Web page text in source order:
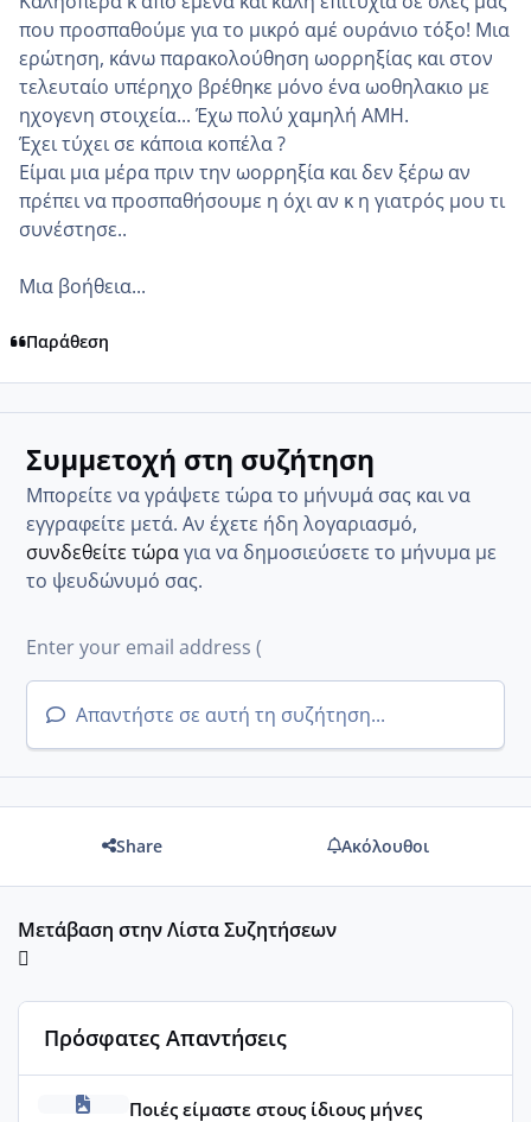
που προσπαθούμε για το μικρό αμέ ουράνιο τόξο! Μια
ερώτηση, κάνω παρακολούθηση ωορρηξίας και στον
τελευταίο υπέρηχο βρέθηκε μόνο ένα ωοθηλακιο με
ηχογενη στοιχεία... Έχω πολύ χαμηλή ΑΜΗ.
Έχει τύχει σε κάποια κοπέλα ?
Είμαι μια μέρα πριν την ωορρηξία και δεν ξέρω αν
πρέπει να προσπαθήσουμε η όχι αν κ η γιατρός μου τι
συνέστησε..
Μια βοήθεια...
Παράθεση
Συμμετοχή στη συζήτηση
Μπορείτε να γράψετε τώρα το μήνυμά σας και να
εγγραφείτε μετά. Αν έχετε ήδη λογαριασμό,
συνδεθείτε τώραγια να δημοσιεύσετε το μήνυμα με
το ψευδώνυμό σας.
Απαντήστε σε αυτή τη συζήτηση...
Share Ακόλουθοι
Μετάβαση στην Λίστα Συζητήσεων
Πρόσφατες Απαντήσεις
Μωράκια Μαρτίου 2026
Ποιές είμαστε στους ίδιους μήνες